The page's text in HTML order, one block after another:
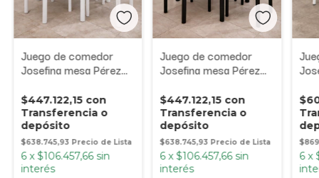
Juego de comedor
Josefina mesa Pérez
mm + 4 sillas Josefina
$638.745,93
$447.122,15 con
Transferencia o
depósito
6 x $106.457,66 sin
interés
Juego de comedor
Josefina mesa Pérez
1200mm + 4 sillas
Josefina
$638.745,93
$447.122,15 con
Transferencia o
depósito
6 x $106.457,66 sin
interés
6 x